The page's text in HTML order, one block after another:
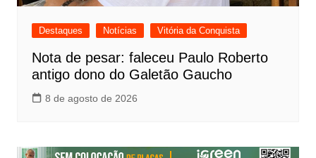
Destaques Notícias Vitória da Conquista
Nota de pesar: faleceu Paulo Roberto
antigo dono do Galetão Gaucho
8 de agosto de 2026